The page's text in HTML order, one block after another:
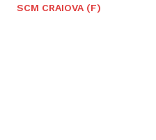
SCM CRAIOVA (F)